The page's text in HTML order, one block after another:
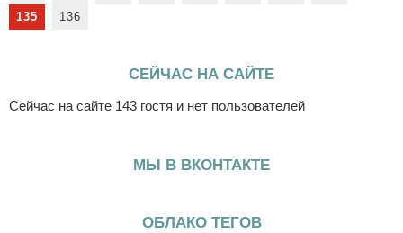
135
136
СЕЙЧАС НА САЙТЕ
Сейчас на сайте 143 гостя и нет пользователей
МЫ В ВКОНТАКТЕ
ОБЛАКО ТЕГОВ